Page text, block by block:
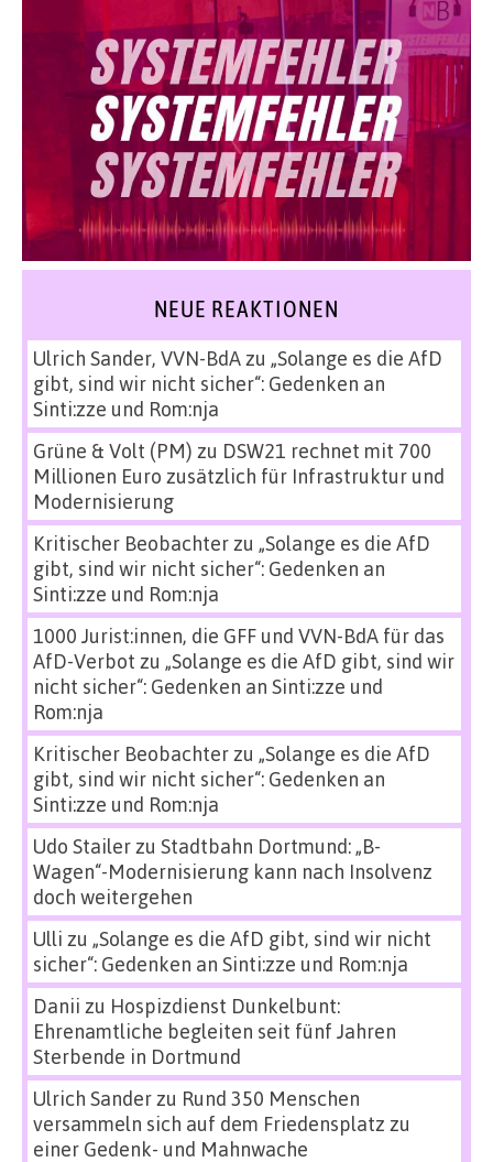
NEUE REAKTIONEN
Ulrich Sander, VVN-BdAzu „Solange es die AfD
gibt, sind wir nicht sicher“: Gedenken an
Sinti:zze und Rom:nja
Grüne & Volt (PM) zu DSW21 rechnet mit 700
Millionen Euro zusätzlich für Infrastruktur und
Modernisierung
Kritischer Beobachterzu „Solange es die AfD
gibt, sind wir nicht sicher“: Gedenken an
Sinti:zze und Rom:nja
1000 Jurist:innen, die GFF und VVN-BdA für das
AfD-Verbot zu „Solange es die AfD gibt, sind wir
nicht sicher“: Gedenken an Sinti:zze und
Rom:nja
Kritischer Beobachterzu „Solange es die AfD
gibt, sind wir nicht sicher“: Gedenken an
Sinti:zze und Rom:nja
Udo Stailerzu Stadtbahn Dortmund: „B-
Wagen“-Modernisierung kann nach Insolvenz
doch weitergehen
Ulli zu „Solange es die AfD gibt, sind wir nicht
sicher“: Gedenken an Sinti:zze und Rom:nja
Danii zu Hospizdienst Dunkelbunt:
Ehrenamtliche begleiten seit fünf Jahren
Sterbende in Dortmund
Ulrich Sanderzu Rund 350 Menschen
versammeln sich auf dem Friedensplatz zu
einer Gedenk- und Mahnwache